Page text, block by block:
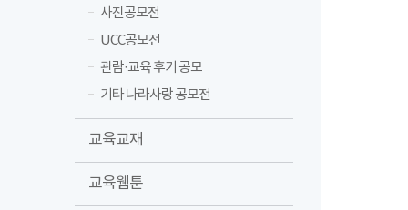
사진공모전
UCC공모전
관람·교육 후기 공모
기타 나라사랑 공모전
교육교재
교육웹툰